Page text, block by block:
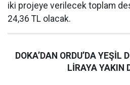
iki projeye verilecek toplam
24,36 TL olacak.
DOKA’DAN ORDU’DA YEŞİL
LİRAYA YAKIN